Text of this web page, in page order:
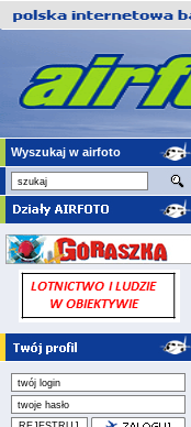
Wyszukaj w airfoto